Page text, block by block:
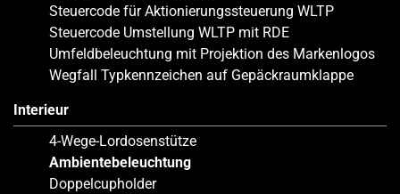
Steuercode für Aktionierungssteuerung WLTP
Steuercode Umstellung WLTP mit RDE
Umfeldbeleuchtung mit Projektion des Markenlogos
Wegfall Typkennzeichen auf Gepäckraumklappe
Interieur
4-Wege-Lordosenstütze
Ambientebeleuchtung
Doppelcupholder